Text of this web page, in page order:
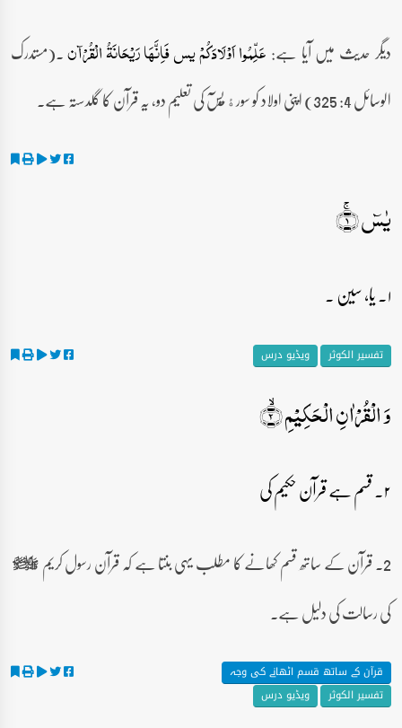
دیگر حدیث میں آیا ہے:عَلِّمُوا اَوْلَادَکُمْ یس فَاِنَّھَا رَیْحَانَۃُ الْقُرْآن۔(مستدرک
الوسائل 4: 325) اپنی اولاد کو سورﮤ یٓسٓ کی تعلیم دو، یہ قرآن کا گلدستہ ہے۔
یٰسٓ ۚ﴿۱﴾
۱۔ یا، سین ۔
تفسیر الکوثر ویڈیو درس
وَ الۡقُرۡاٰنِ الۡحَکِیۡمِ ۙ﴿۲﴾
۲۔ قسم ہے قرآن حکیم کی
2۔ قرآن کے ساتھ قسم کھانے کا مطلب یہی بنتا ہے کہ قرآن رسول کریم صلى‌الله‌عليه‌وآله‌وسلم
کی رسالت کی دلیل ہے۔
قرآن کے ساتھ قسم اٹھانے کی وجہ
تفسیر الکوثر
ویڈیو درس